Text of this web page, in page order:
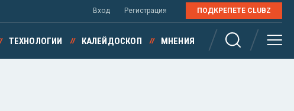
Вход Регистрация ПОДКРЕПЕТЕ CLUBZ
ТЕХНОЛОГИИ КАЛЕЙДОСКОП МНЕНИЯ